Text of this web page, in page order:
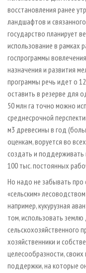
восстановления ранее
ландшафтов и
государство планирует
использование в рамках
госпрограммы
назначения и развития
программы речь идет о
оставить в резерве для
50 млн га точно можно
среднесрочной
м3 древесины в год
оценкам, воруется во
создать и
100 тыс. постоянных
Но надо не забывать про
«сельским»
например, кукурузная
том, использовать
сельскохозяйственного
хозяйственники и
целесообразности,
поддержки, на которые